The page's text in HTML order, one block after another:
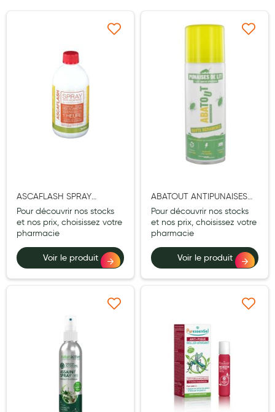
Crème solaire - Visage et corps
Accessoires, coutellerie, brosserie
Huiles
Mon bébé
Couches
Accessoires bébé
ASCAFLASH SPRAY
ANTIACARIENS 500ML
Pour découvrir nos stocks
et nos prix, choisissez votre
pharmacie
Voir le produit
Ajouter à ma liste d’envie
ABATOUT ANTIPUNAISES
LIT FOGGER 150ML
Pour découvrir nos stocks
et nos prix, choisissez votre
pharmacie
Voir le produit
Ajouter à ma liste
Ajouter à ma liste d’envie Ajouter à ma liste